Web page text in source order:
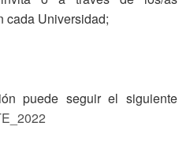
cada Universidad;
puede seguir el siguiente